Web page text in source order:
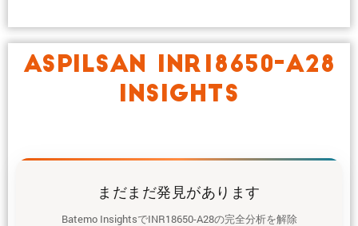
ASPILSAN INR18650-A28
INSIGHTS
まだまだ発見があります
Batemo InsightsでINR18650-A28の完全分析を解除